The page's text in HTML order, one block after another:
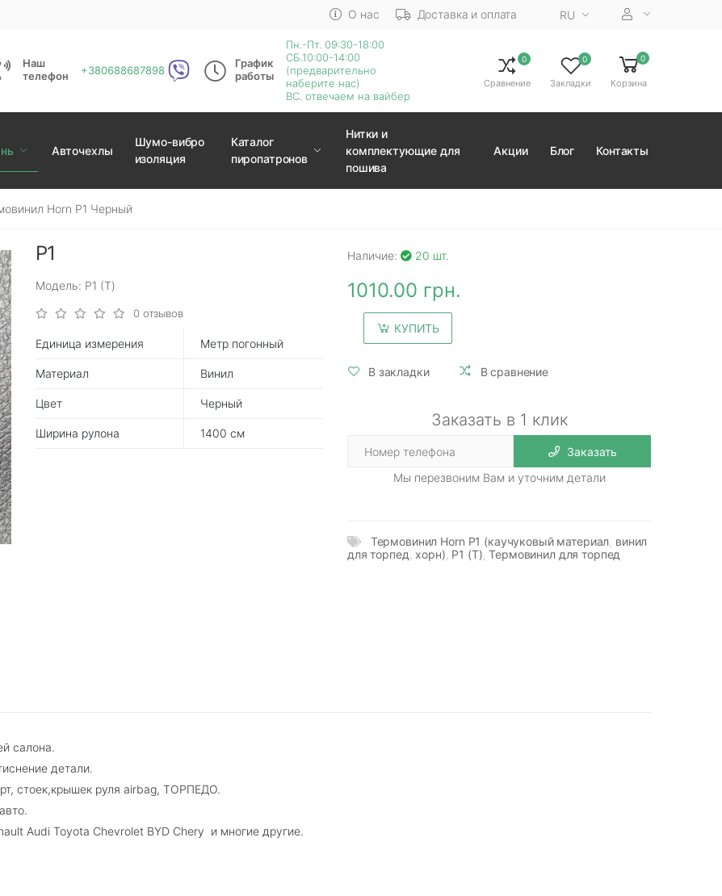
О нас Доставка и оплата RU
Наш
телефон
+380688687898
График
работы
Пн.-Пт. 09:30-18:00
СБ.10:00-14:00
(предварительно
наберите нас)
ВС. отвечаем на вайбер
0
Сравнение
0
Закладки
0
Корзина
Авточехлы
Шумо-вибро
изоляция
Каталог
пиропатронов
Нитки и
комплектующие для
пошива
Акции Блог Контакты
Horn P1 Черный
P1
Модель: P1 (Т)
0 отзывов
Единица измерения Метр погонный
Материал Винил
Цвет Черный
Ширина рулона 1400 см
Наличие: 20 шт.
1010.00 грн.
КУПИТЬ
В закладки В сравнение
Заказать в 1 клик
Заказать
Мы перезвоним Вам и уточним детали
Термовинил Horn P1 (каучуковый материал винил
для торпед хорн) P1 (Т) ,Термовинил для торпед
салона.
детали.
стоек,крышек руля airbag, ТОРПЕДО.
Audi Toyota Chevrolet BYD Chery и многие другие.